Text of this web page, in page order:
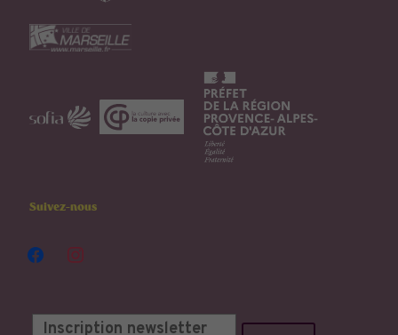
Suivez-nous
facebookinstagram